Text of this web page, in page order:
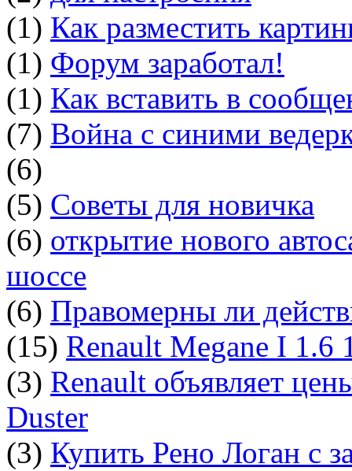
(1) Как разместить
(1) Форум заработал!
(1) Как вставить в
(7) Война с синими
(6)
(5) Советы для новичка
(6) открытие нового
шоссе
(6) Правомерны ли
(15) Renault Megane I 1.6
(3) Renault объявляет
Duster
(3) Купить Рено Логан с